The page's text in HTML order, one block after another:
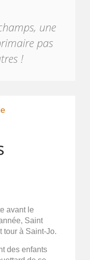
une
pas
!
avant le
Saint
tour à Saint-Jo.
des enfants